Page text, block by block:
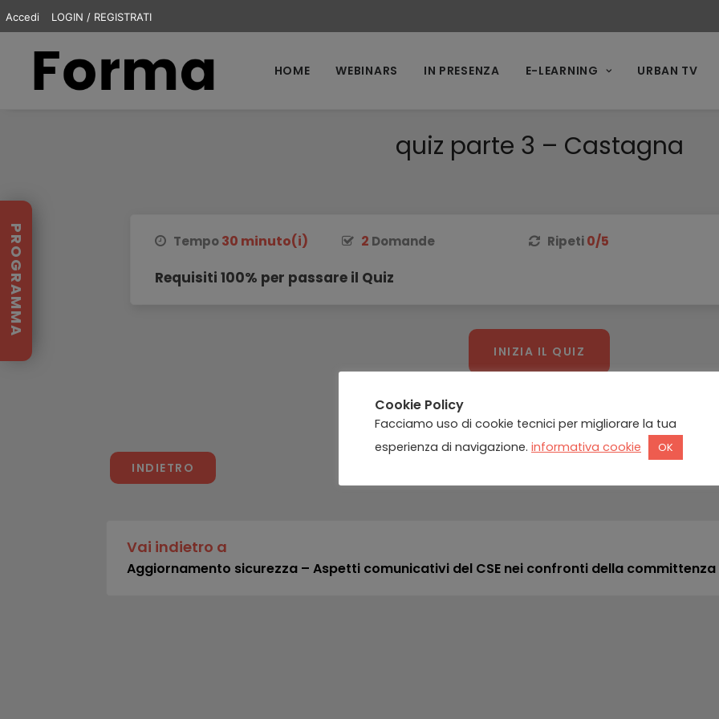
Accedi LOGIN / REGISTRATI
HOME WEBINARS IN PRESENZA E-LEARNING URBAN TV
quiz parte 3 – Castagna
Tempo30 minuto(i) 2 Domande Ripeti0/5
Requisiti 100% per passare il Quiz
INIZIA IL QUIZ
INDIETRO
Vai indietro a
Aggiornamento sicurezza – Aspetti comunicativi del CSE nei confronti della committenza
PROGRAMMA
Cookie Policy
Facciamo uso di cookie tecnici per migliorare la tua
esperienza di navigazione. informativa cookie OK